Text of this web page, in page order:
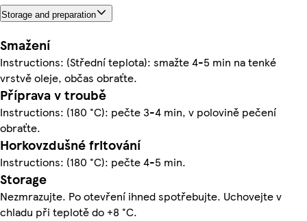
Storage and preparation
Smažení
Instructions: (Střední teplota): smažte 4-5 min na tenké
vrstvě oleje, občas obraťte.
Příprava v troubě
Instructions: (180 °C): pečte 3-4 min, v polovině pečení
obraťte.
Horkovzdušné fritování
Instructions: (180 °C): pečte 4-5 min.
Storage
Nezmrazujte. Po otevření ihned spotřebujte. Uchovejte v
chladu při teplotě do +8 °C.